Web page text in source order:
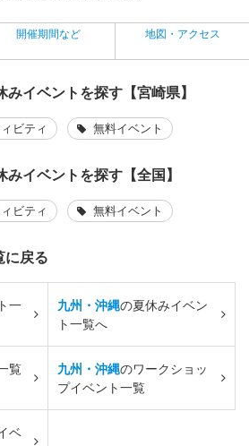
開催期間など 地図・アクセス
イベントを探す【宮崎県】
ビティ 無料イベント
イベントを探す【全国】
ビティ 無料イベント
に戻る
一
九州・沖縄の夏休みイベン
ト一覧へ
覧
九州・沖縄のワークショッ
プイベント一覧
ベ